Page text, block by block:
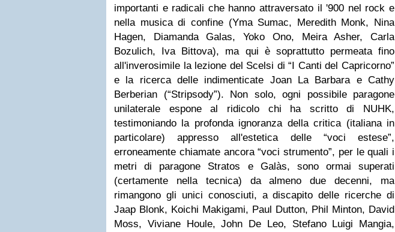
importanti e radicali che hanno attraversato il '900 nel rock e
nella musica di confine (Yma Sumac, Meredith Monk, Nina
Hagen, Diamanda Galas, Yoko Ono, Meira Asher, Carla
Bozulich, Iva Bittova), ma qui è soprattutto permeata fino
all'inverosimile la lezione del Scelsi di “I Canti del Capricorno”
e la ricerca delle indimenticate Joan La Barbara e Cathy
Berberian (“Stripsody”). Non solo, ogni possibile paragone
unilaterale espone al ridicolo chi ha scritto di NUHK,
testimoniando la profonda ignoranza della critica (italiana in
particolare) appresso all'estetica delle “voci estese”,
erroneamente chiamate ancora “voci strumento”, per le quali i
metri di paragone Stratos e Galàs, sono ormai superati
(certamente nella tecnica) da almeno due decenni, ma
rimangono gli unici conosciuti, a discapito delle ricerche di
Jaap Blonk, Koichi Makigami, Paul Dutton, Phil Minton, David
Moss, Viviane Houle, John De Leo, Stefano Luigi Mangia,